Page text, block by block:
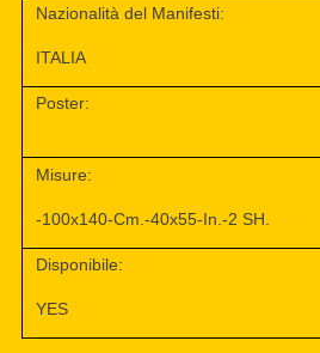
Nazionalità del Manifesti:
ITALIA
Poster:
Misure:
-100x140-Cm.-40x55-In.-2 SH.
Disponibile:
YES